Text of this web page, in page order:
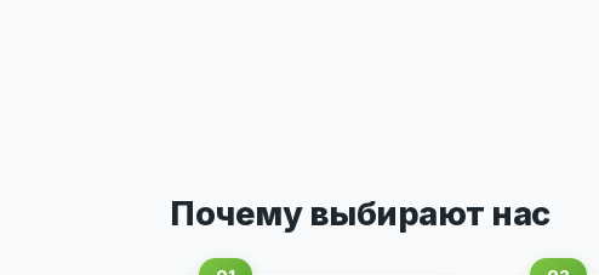
Почему выбирают нас